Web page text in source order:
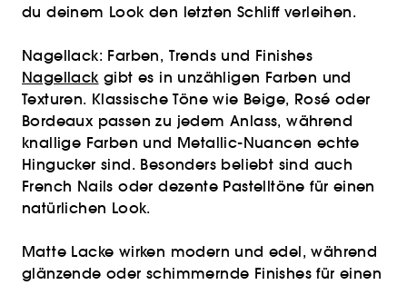
du deinem Look den letzten Schliff verleihen.
Nagellack: Farben, Trends und Finishes
Nagellackgibt es in unzähligen Farben und
Texturen. Klassische Töne wie Beige, Rosé oder
Bordeaux passen zu jedem Anlass, während
knallige Farben und Metallic-Nuancen echte
Hingucker sind. Besonders beliebt sind auch
French Nails oder dezente Pastelltöne für einen
natürlichen Look.
Matte Lacke wirken modern und edel, während
glänzende oder schimmernde Finishes für einen